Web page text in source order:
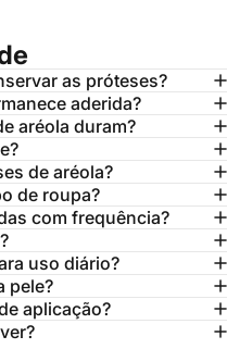
as próteses?
aderida?
aréola duram?
de aréola?
de roupa?
com frequência?
uso diário?
pele?
aplicação?